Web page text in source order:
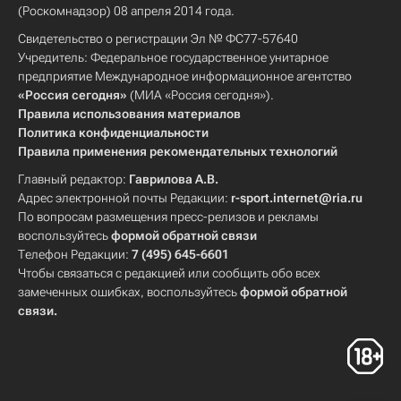
(Роскомнадзор) 08 апреля 2014 года.
Свидетельство о регистрации Эл № ФС77-57640
Учредитель: Федеральное государственное унитарное
предприятие Международное информационное агентство
«Россия сегодня» (МИА «Россия сегодня»).
Правила использования материалов
Политика конфиденциальности
Правила применения рекомендательных технологий
Главный редактор: Гаврилова А.В.
Адрес электронной почты Редакции: r-sport.internet@ria.ru
По вопросам размещения пресс-релизов и рекламы
воспользуйтесьформой обратной связи
Телефон Редакции: 7 (495) 645-6601
Чтобы связаться с редакцией или сообщить обо всех
замеченных ошибках, воспользуйтесьформой обратной
связи.